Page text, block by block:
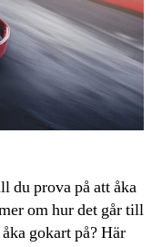
du prova på att åka
om hur det går till
gokart på? Här